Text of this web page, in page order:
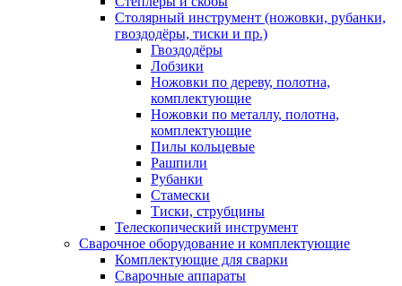
Столярный инструмент (ножовки, рубанки,
гвоздодёры, тиски и пр.)
Гвоздодёры
Лобзики
Ножовки по дереву, полотна,
комплектующие
Ножовки по металлу, полотна,
комплектующие
Пилы кольцевые
Рашпили
Рубанки
Стамески
Тиски, струбцины
Телескопический инструмент
Сварочное оборудование и комплектующие
Комплектующие для сварки
Сварочные аппараты